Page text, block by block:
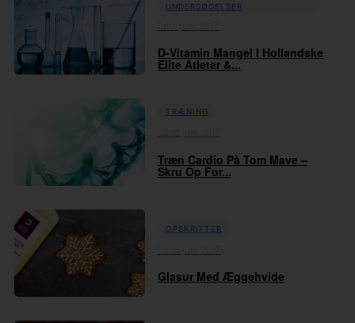
UNDERSØGELSER
D-Vitamin Mangel I Hollandske
Elite Atleter &...
TRÆNING
Træn Cardio På Tom Mave –
Skru Op For...
OPSKRIFTER
Glasur Med Æggehvide